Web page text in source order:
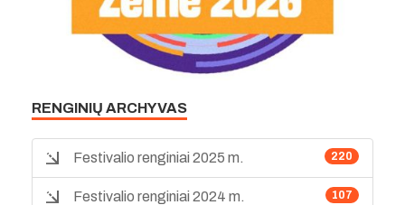
RENGINIŲ ARCHYVAS
220
Festivalio renginiai 2025 m.
107
Festivalio renginiai 2024 m.